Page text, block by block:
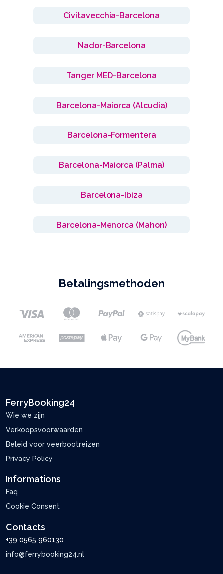
Civitavecchia-Barcelona
Nador-Barcelona
Tanger MED-Barcelona
Barcelona-Maiorca (Alcudia)
Barcelona-Formentera
Barcelona-Maiorca (Palma)
Barcelona-Ibiza
Barcelona-Menorca (Mahon)
Betalingsmethoden
FerryBooking24
Wie we zijn
Verkoopsvoorwaarden
Beleid voor veerbootreizen
Privacy Policy
Informations
Faq
Cookie Consent
Contacts
+39 0565 960130
info@ferrybooking24.nl